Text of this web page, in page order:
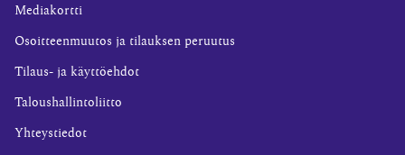
Mediakortti
Osoitteenmuutos ja tilauksen peruutus
Tilaus- ja käyttöehdot
Taloushallintoliitto
Yhteystiedot